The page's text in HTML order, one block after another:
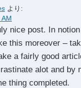
より:
nice post. In
this moreover –
a fairly good
alot and by
thing completed.